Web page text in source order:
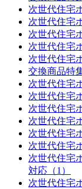
次世代住宅
次世代住宅
次世代住宅
次世代住宅
次世代住宅
交換商品特
次世代住宅
次世代住宅
次世代住宅
次世代住宅
次世代住宅
次世代住宅
次世代住宅
対応（1）
次世代住宅